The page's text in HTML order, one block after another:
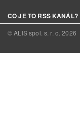
CO JE TO RSS KANÁL?
© ALIS spol. s. r. o.2026